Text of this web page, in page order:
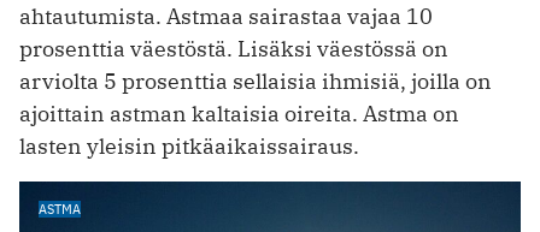
ahtautumista. Astmaa sairastaa vajaa 10
prosenttia väestöstä. Lisäksi väestössä on
arviolta 5 prosenttia sellaisia ihmisiä, joilla on
ajoittain astman kaltaisia oireita. Astma on
lasten yleisin pitkäaikaissairaus.
ASTMA